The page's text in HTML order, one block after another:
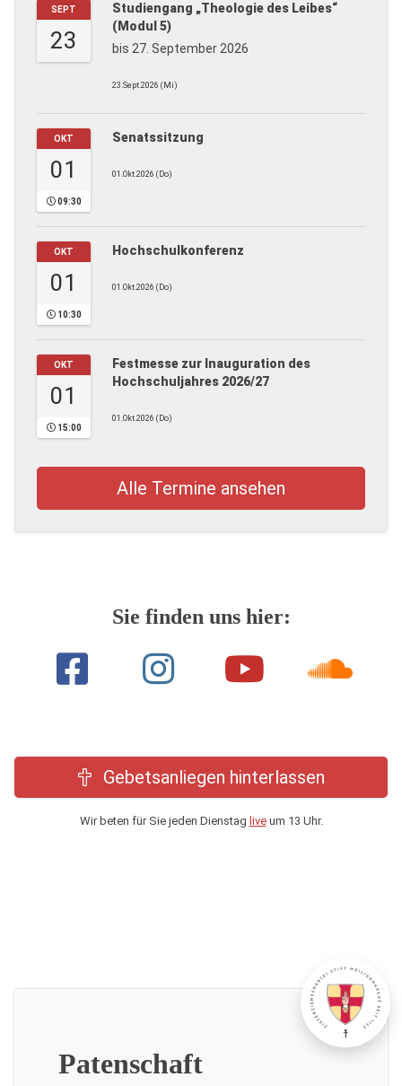
SEPT
23
Studiengang „Theologie des Leibes“
(Modul 5)
bis 27. September 2026
23.Sept.2026 (Mi)
OKT
01
09:30
Senatssitzung
01.Okt.2026 (Do)
OKT
01
10:30
Hochschulkonferenz
01.Okt.2026 (Do)
OKT
01
15:00
Festmesse zur Inauguration des
Hochschuljahres 2026/27
01.Okt.2026 (Do)
Alle Termine ansehen
Sie finden uns hier:
Gebetsanliegen hinterlassen
Wir beten für Sie jeden Dienstag liveum 13 Uhr.
Patenschaft